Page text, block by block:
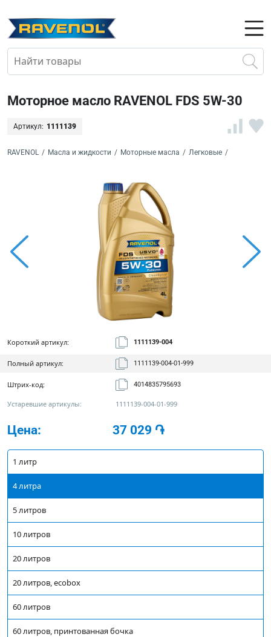
Моторное масло RAVENOL FDS 5W-30
Артикул: 1111139
RAVENOL / Масла и жидкости / Моторные масла / Легковые /
Короткий артикул: 1111139-004
Полный артикул: 1111139-004-01-999
Штрих-код: 4014835795693
Устаревшие артикулы: 1111139-004-01-999
Цена: 37 029 ֏
1 литр
4 литра
5 литров
10 литров
20 литров
20 литров, ecobox
60 литров
60 литров, принтованная бочка